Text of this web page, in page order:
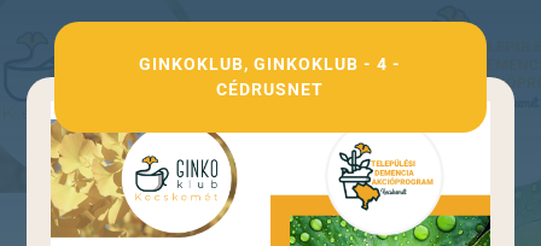
GINKOKLUB,GINKOKLUB - 4 -
CÉDRUSNET